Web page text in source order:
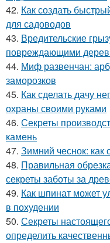
42. Как создать
для садоводов
43. Вредительские
повреждающими
44. Миф развенчан:
заморозков
45. Как сделать дачу
охраны своими руками
46. Секреты
камень
47. Зимний чеснок: как
48. Правильная
секреты заботы за
49. Как шпинат может
в похудении
50. Секреты
определить